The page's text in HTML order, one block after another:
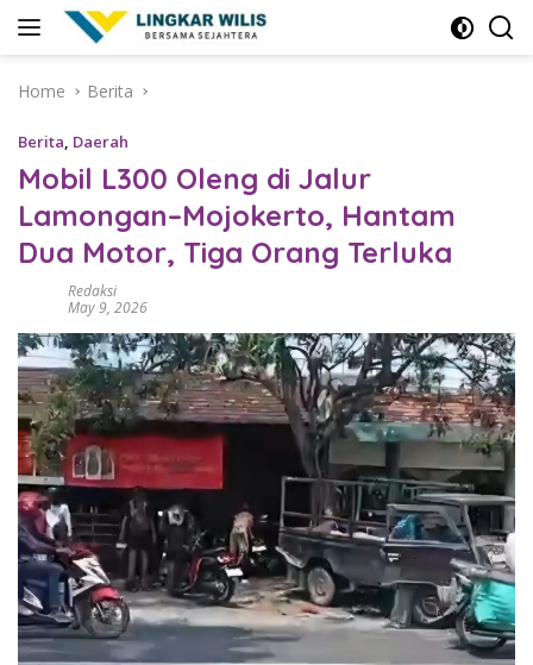
Home
Berita
Berita, Daerah
Mobil L300 Oleng di Jalur
Lamongan–Mojokerto, Hantam
Dua Motor, Tiga Orang Terluka
Redaksi
May 9, 2026